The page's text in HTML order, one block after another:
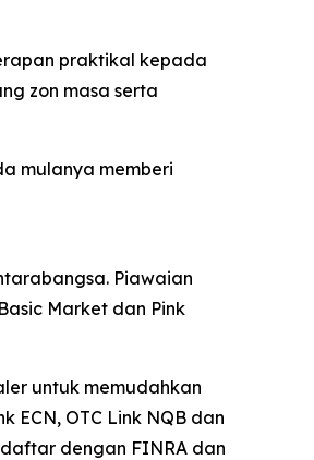
praktikal kepada
zon masa serta
mulanya memberi
Piawaian
Market dan Pink
untuk memudahkan
ECN, OTC Link NQB dan
dengan FINRA dan